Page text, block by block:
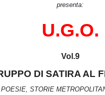
presenta:
U.G.O.
Vol.9
DI SATIRA AL
POESIE, STORIE